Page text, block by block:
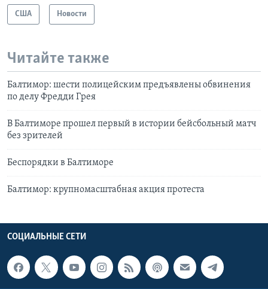
США Новости
Читайте также
Балтимор: шести полицейским предъявлены обвинения
по делу Фредди Грея
В Балтиморе прошел первый в истории бейсбольный матч
без зрителей
Беспорядки в Балтиморе
Балтимор: крупномасштабная акция протеста
СОЦИАЛЬНЫЕ СЕТИ